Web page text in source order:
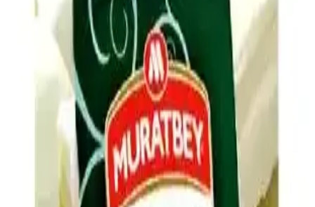
karakteristik tadın yakalanamamasının nedenleri; peynir karışımı,
asidik bileşenler, tuz ve baharat dengesi ile pişirme teknikleri
Evde Ucuz ve Doyurucu Tuzlu Atıştırmalık
Seçenekleri ve Hazırlama Yöntemleri
Evde kolay hazırlanabilen, ekonomik ve doyurucu tuzlu
atıştırmalıklar iş çıkışı açlığını hızlıca giderir. Dondurulmuş ürünler,
kuruyemişler, sebzeler ve peynir gibi seçenekler sağlıklı alternatifler
Hash Brown Casserole Tarifinde Lezzeti Artıran
Malzeme ve Püf Noktaları